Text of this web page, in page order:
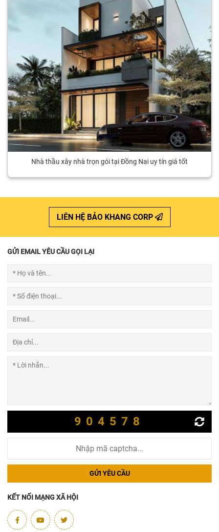
Nhà thầu xây nhà trọn gói tại Đồng Nai uy tín giá tốt
LIÊN HỆ BẢO KHANG CORP
GỬI EMAIL YÊU CẦU GỌI LẠI
904578
GỬI YÊU CẦU
KẾT NỐI MẠNG XÃ HỘI